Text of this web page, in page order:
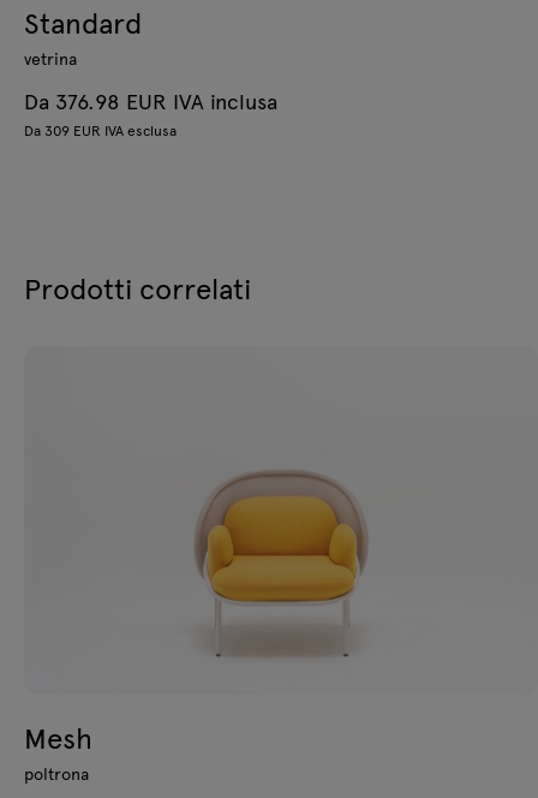
Standard
vetrina
Da 376.98 EUR IVA inclusa
Da 309 EUR IVA esclusa
Prodotti correlati
Mesh
poltrona